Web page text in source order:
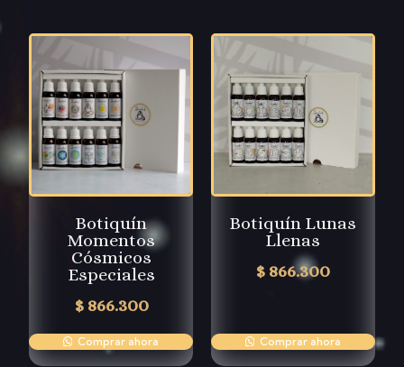
Botiquín
Momentos
Cósmicos
Especiales
$866.300
Comprar ahora
Botiquín Lunas
Llenas
$ 866.300
Comprar ahora